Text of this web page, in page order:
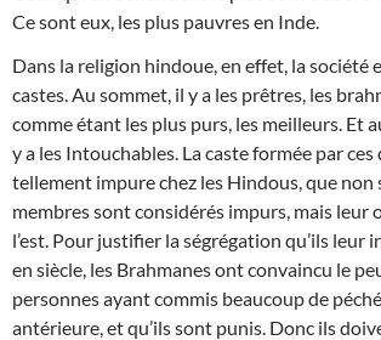
Ce sont eux, les plus pauvres en Inde.
Dans la religion hindoue, en effet, la société
castes. Au sommet, il y a les prêtres, les
comme étant les plus purs, les meilleurs. Et
y a les Intouchables. La caste formée par
tellement impure chez les Hindous, que non
membres sont considérés impurs, mais leur
l’est. Pour justifier la ségrégation qu’ils leur
en siècle, les Brahmanes ont convaincu le
personnes ayant commis beaucoup de
antérieure, et qu’ils sont punis. Donc ils